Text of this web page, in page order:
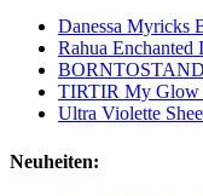
Danessa Myricks
Rahua Enchanted
TIRTIR My
Ultra Violette
Neuheiten: